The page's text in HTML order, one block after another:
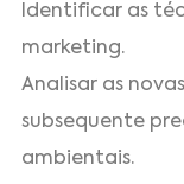
Identificar as
marketing.
Analisar as
subsequente
ambientais.